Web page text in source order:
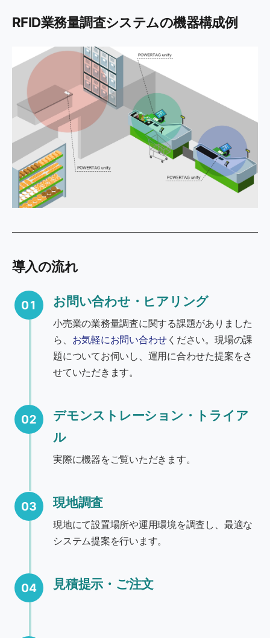
RFID業務量調査システムの機器構成例
導入の流れ
01 お問い合わせ・ヒアリング
小売業の業務量調査に関する課題がありました
ら、 お気軽にお問い合わせ ください。現場の課
題についてお伺いし、運用に合わせた提案をさ
せていただきます。
02
デモンストレーション・トライア
ル
実際に機器をご覧いただきます。
03 現地調査
現地にて設置場所や運用環境を調査し、最適な
システム提案を行います。
04 見積提示・ご注文